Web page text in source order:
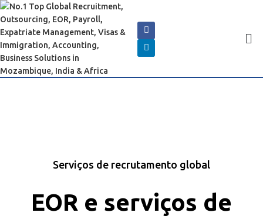
Serviços de recrutamento global
EOR e serviços de